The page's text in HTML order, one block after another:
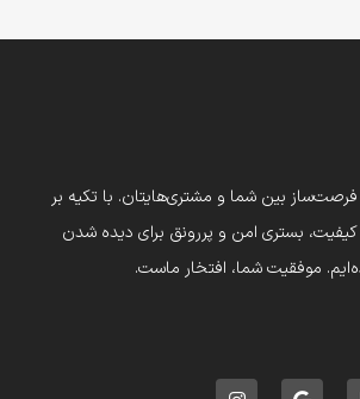
بین شما و مشتری‌هایتان. با تکیه بر
بستری امن و پررونق برای دیده شدن
موفقیت شما، افتخار ماست.